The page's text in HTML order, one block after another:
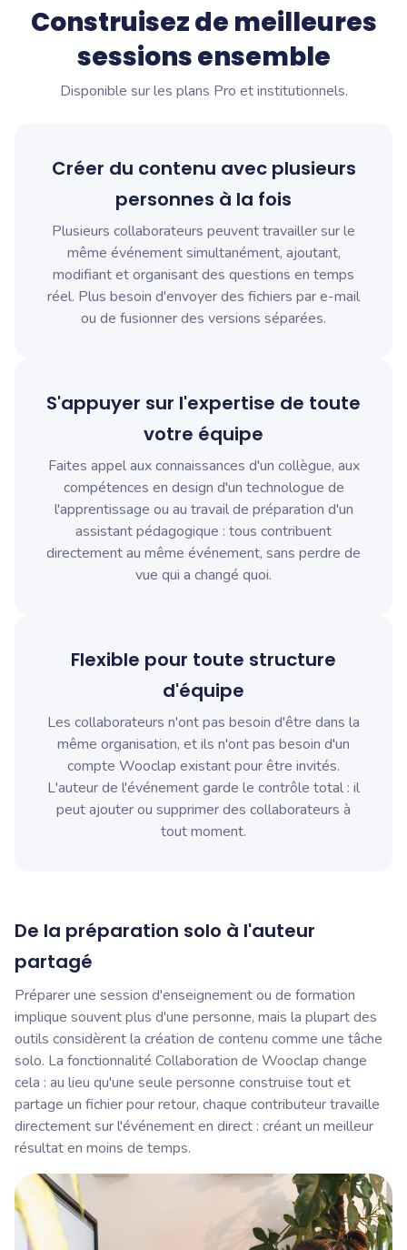
Construisez de meilleures
sessions ensemble
Disponible sur les plans Pro et institutionnels.
Créer du contenu avec plusieurs
personnes à la fois
Plusieurs collaborateurs peuvent travailler sur le
même événement simultanément, ajoutant,
modifiant et organisant des questions en temps
réel. Plus besoin d'envoyer des fichiers par e-mail
ou de fusionner des versions séparées.
S'appuyer sur l'expertise de toute
votre équipe
Faites appel aux connaissances d'un collègue, aux
compétences en design d'un technologue de
l'apprentissage ou au travail de préparation d'un
assistant pédagogique : tous contribuent
directement au même événement, sans perdre de
vue qui a changé quoi.
Flexible pour toute structure
d'équipe
Les collaborateurs n'ont pas besoin d'être dans la
même organisation, et ils n'ont pas besoin d'un
compte Wooclap existant pour être invités.
L'auteur de l'événement garde le contrôle total : il
peut ajouter ou supprimer des collaborateurs à
tout moment.
De la préparation solo à l'auteur
partagé
Préparer une session d'enseignement ou de formation
implique souvent plus d'une personne, mais la plupart des
outils considèrent la création de contenu comme une tâche
solo. La fonctionnalité Collaboration de Wooclap change
cela : au lieu qu'une seule personne construise tout et
partage un fichier pour retour, chaque contributeur travaille
directement sur l'événement en direct : créant un meilleur
résultat en moins de temps.